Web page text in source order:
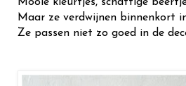
Mooie kleurtjes, schattige
Maar ze verdwijnen binnenkort
Ze passen niet zo goed in de